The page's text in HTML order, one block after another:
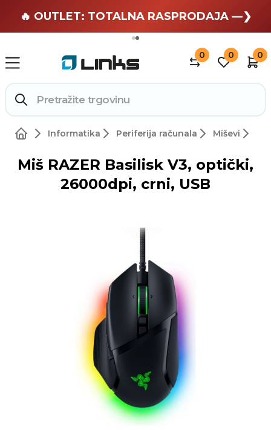
🏄 Zaslužuješ odmor —❯
🔥 OUTLET: TOTALNA RASPRODAJA —❯
0 0 0
Informatika Periferija računala Miševi
Miš RAZER Basilisk V3, optički,
26000dpi, crni, USB